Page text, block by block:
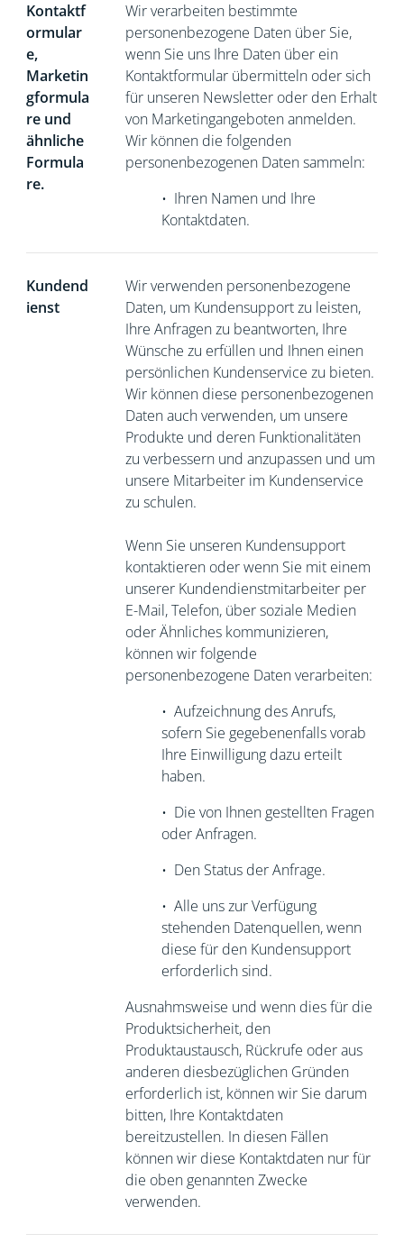
Kontaktf
ormular
e,
Marketin
gformula
re und
ähnliche
Formula
re.
Wir verarbeiten bestimmte
personenbezogene Daten über Sie,
wenn Sie uns Ihre Daten über ein
Kontaktformular übermitteln oder sich
für unseren Newsletter oder den Erhalt
von Marketingangeboten anmelden.
Wir können die folgenden
personenbezogenen Daten sammeln:
• Ihren Namen und Ihre
Kontaktdaten.
Kundend
ienst
Wir verwenden personenbezogene
Daten, um Kundensupport zu leisten,
Ihre Anfragen zu beantworten, Ihre
Wünsche zu erfüllen und Ihnen einen
persönlichen Kundenservice zu bieten.
Wir können diese personenbezogenen
Daten auch verwenden, um unsere
Produkte und deren Funktionalitäten
zu verbessern und anzupassen und um
unsere Mitarbeiter im Kundenservice
zu schulen.
Wenn Sie unseren Kundensupport
kontaktieren oder wenn Sie mit einem
unserer Kundendienstmitarbeiter per
E-Mail, Telefon, über soziale Medien
oder Ähnliches kommunizieren,
können wir folgende
personenbezogene Daten verarbeiten:
• Aufzeichnung des Anrufs,
sofern Sie gegebenenfalls vorab
Ihre Einwilligung dazu erteilt
haben.
• Die von Ihnen gestellten Fragen
oder Anfragen.
• Den Status der Anfrage.
• Alle uns zur Verfügung
stehenden Datenquellen, wenn
diese für den Kundensupport
erforderlich sind.
Ausnahmsweise und wenn dies für die
Produktsicherheit, den
Produktaustausch, Rückrufe oder aus
anderen diesbezüglichen Gründen
erforderlich ist, können wir Sie darum
bitten, Ihre Kontaktdaten
bereitzustellen. In diesen Fällen
können wir diese Kontaktdaten nur für
die oben genannten Zwecke
verwenden.